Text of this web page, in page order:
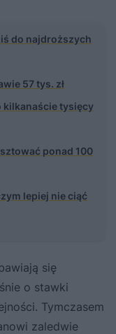
do najdroższych
57 tys. zł
tysięcy
ponad 100
lepiej nie ciąć
się
o stawki
Tymczasem
zaledwie